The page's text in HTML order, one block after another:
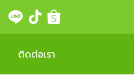
ติดต่อเรา